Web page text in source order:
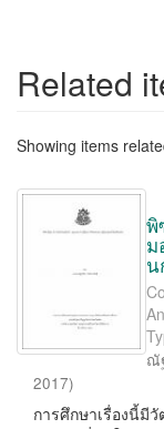
Related
Showing items
พิ
ม
น
ณั
2017)
การศึกษาเรื่องนี้มี